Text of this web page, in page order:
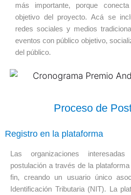
más importante, porque
objetivo del proyecto. Acá se
redes sociales y medios
eventos con público objetivo,
del público.
Proceso de
Registro en la plataforma
Las organizaciones
postulación a través de la
fin, creando un usuario único
Identificación Tributaria (NIT). La